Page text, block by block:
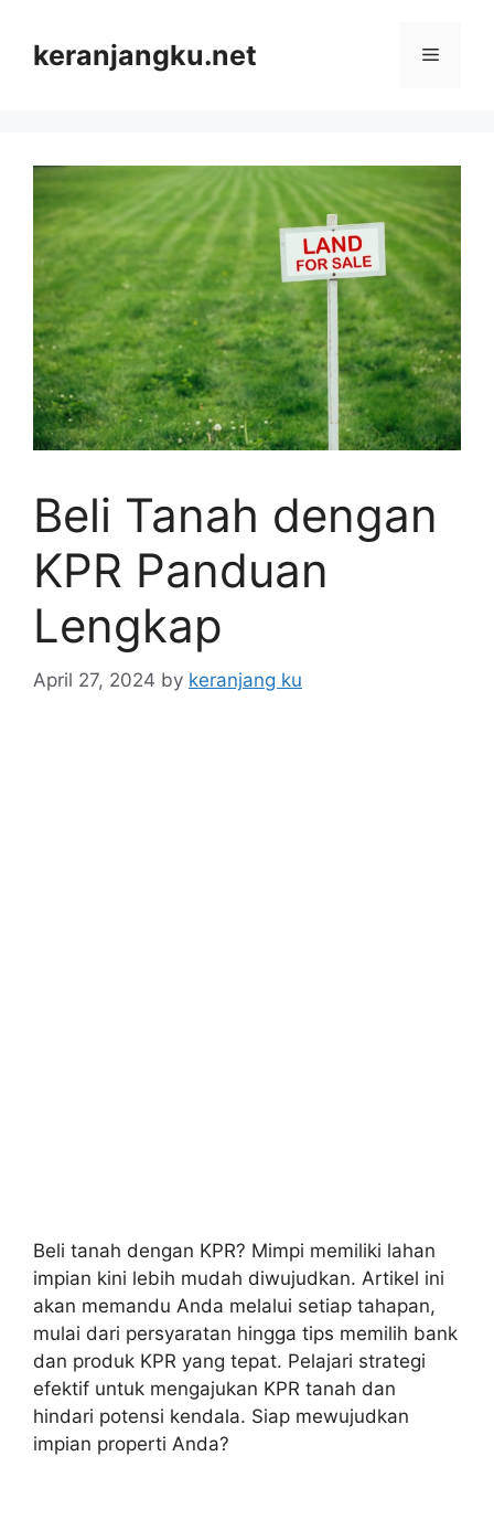
contentkeranjangku.net Menu
Beli Tanah dengan
KPR Panduan
Lengkap
April 27, 2024 by keranjang ku
Beli tanah dengan KPR? Mimpi memiliki lahan
impian kini lebih mudah diwujudkan. Artikel ini
akan memandu Anda melalui setiap tahapan,
mulai dari persyaratan hingga tips memilih bank
dan produk KPR yang tepat. Pelajari strategi
efektif untuk mengajukan KPR tanah dan
hindari potensi kendala. Siap mewujudkan
impian properti Anda?